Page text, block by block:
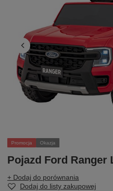
Promocja Okazja
Pojazd Ford Ranger
+ Dodaj do porównania
Dodaj do listy zakupowej